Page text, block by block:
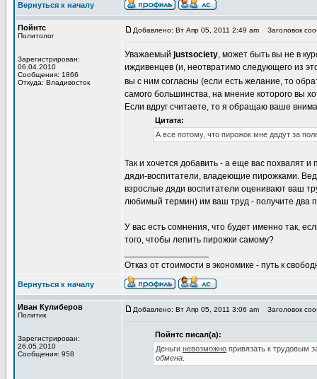
Вернуться к началу
Пойнтс
Политолог
Зарегистрирован:
06.04.2010
Сообщения: 1866
Откуда: Владивосток
Добавлено: Вт Апр 05, 2011 2:49 am Заголовок
Уважаемый justsociety, может быть вы не в
иждивенцев (и, неотвратимо следующего из
вы с ним согласны (если есть желание, то
самого большинства, на мнение которого вы
Если вдруг считаете, то я обращаю ваше
Цитата:
А все потому, что пирожок мне дадут за
Так и хочется добавить - а еще вас похвалят и
дяди-воспитатели, владеющие пирожками.
взрослые дяди воспитатели оценивают ваш
любимый термин) им ваш труд - получите два
У вас есть сомнения, что будет именно так,
того, чтобы лепить пирожки самому?
Отказ от стоимости в экономике - путь к
Вернуться к началу
Иван Кулиберов
Политик
Зарегистрирован:
26.05.2010
Сообщения: 958
Добавлено: Вт Апр 05, 2011 3:06 am Заголовок
Пойнтс писал(а):
Деньги невозможно привязать к
обмена